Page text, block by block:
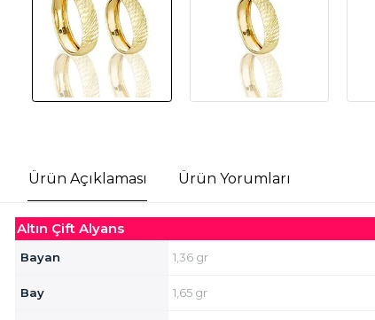
Ürün Açıklaması Ürün Yorumları
Altın Çift Alyans
Bayan 1,36 gr
Bay 1,65 gr